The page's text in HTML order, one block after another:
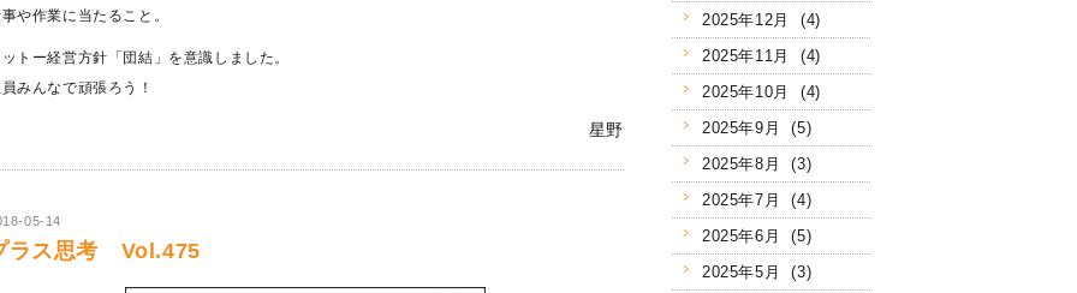
や作業に当たること。
トー経営方針「団結」を意識しました。
みんなで頑張ろう！
星野
05-14
ラス思考 Vol.475
2025年12月 (4)
2025年11月 (4)
2025年10月 (4)
2025年9月 (5)
2025年8月 (3)
2025年7月 (4)
2025年6月 (5)
2025年5月 (3)